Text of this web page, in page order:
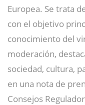
Europea. Se trata
con el objetivo
conocimiento del
moderación,
sociedad, cultura,
en una nota de
Consejos